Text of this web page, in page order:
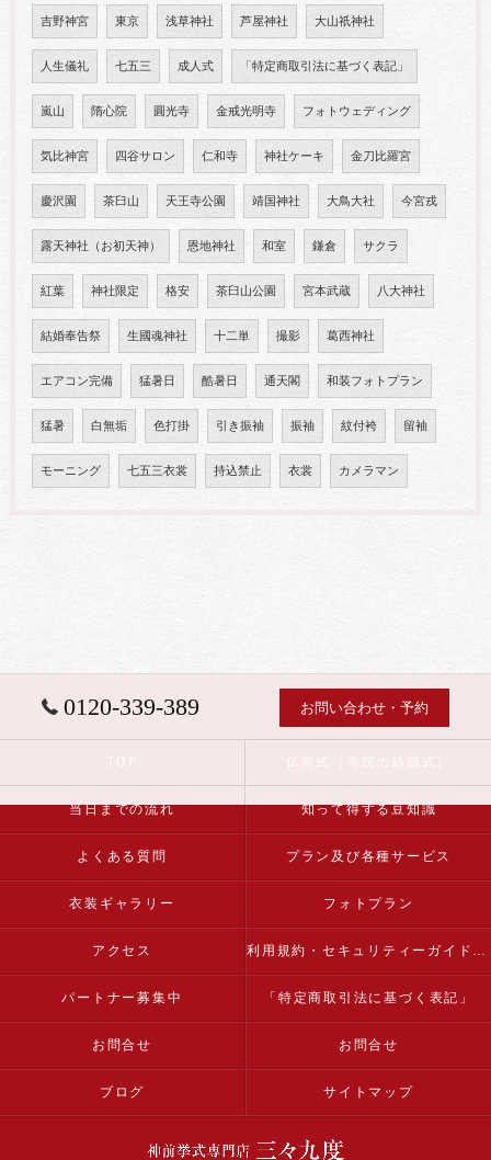
吉野神宮 東京 浅草神社 芦屋神社 大山祇神社
人生儀礼 七五三 成人式 「特定商取引法に基づく表記」
嵐山 隋心院 圓光寺 金戒光明寺 フォトウェディング
気比神宮 四谷サロン 仁和寺 神社ケーキ 金刀比羅宮
慶沢園 茶臼山 天王寺公園 靖国神社 大鳥大社 今宮戎
露天神社（お初天神） 恩地神社 和室 鎌倉 サクラ
紅葉 神社限定 格安 茶臼山公園 宮本武蔵 八大神社
結婚奉告祭 生國魂神社 十二単 撮影 葛西神社
エアコン完備 猛暑日 酷暑日 通天閣 和装フォトプラン
猛暑 白無垢 色打掛 引き振袖 振袖 紋付袴 留袖
モーニング 七五三衣裳 持込禁止 衣裳 カメラマン
0120-339-389 お問い合わせ・予約
当日までの流れ 知って得する豆知識
よくある質問 プラン及び各種サービス
衣装ギャラリー フォトプラン
アクセス 利用規約・セキュリティーガイドライン
パートナー募集中 「特定商取引法に基づく表記」
お問合せ お問合せ
ブログ サイトマップ